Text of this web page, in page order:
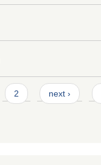
2 next ›